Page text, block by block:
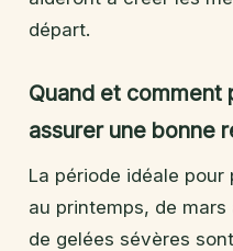
départ.
Quand et comment
assurer une bonne
La période idéale pour
au printemps, de
de gelées sévères